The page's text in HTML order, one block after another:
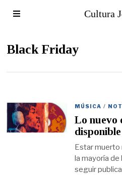
Cultura
Black Friday
MÚSICA /
Lo nuevo
Estar muerto
la mayoría
seguir